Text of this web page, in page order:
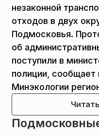
незаконной
отходов в двух
Подмосковья.
об
поступили в
полиции,
Минэкологии